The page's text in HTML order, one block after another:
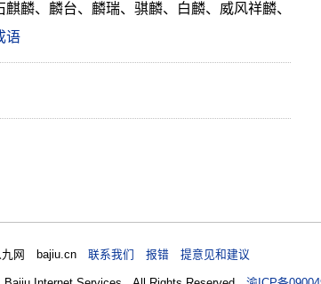
麟、麟台、麟瑞、骐麟、白麟、威风祥麟、
语
九网 bajiu.cn联系我们 报错 提意见和建议